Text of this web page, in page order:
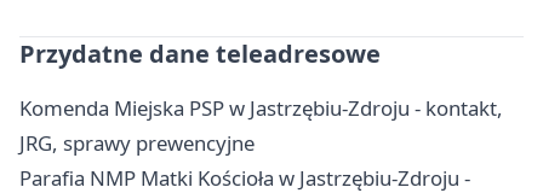
Przydatne dane teleadresowe
Komenda Miejska PSP w Jastrzębiu-Zdroju - kontakt,
JRG, sprawy prewencyjne
Parafia NMP Matki Kościoła w Jastrzębiu-Zdroju -